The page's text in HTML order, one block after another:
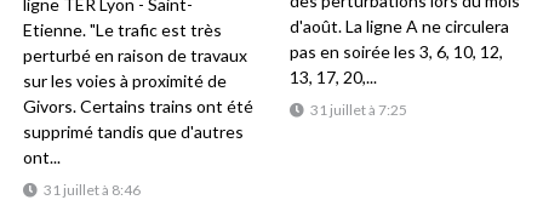
31 juillet à 8:46
Etienne. "Le trafic est très
perturbé en raison de travaux
sur les voies à proximité de
Givors. Certains trains ont été
supprimé tandis que d'autres
ont...
31 juillet à 7:25
d'août. La ligne A ne circulera
pas en soirée les 3, 6, 10, 12,
13, 17, 20,...